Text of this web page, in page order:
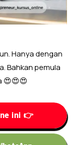
Hanya dengan
Bahkan pemula
😍😍😍
ini 👉